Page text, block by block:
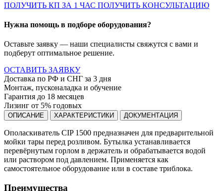
ПОЛУЧИТЬ КП ЗА 1 ЧАС ПОЛУЧИТЬ КОНСУЛЬТАЦИЮ
Нужна помощь в подборе оборудования?
Оставьте заявку — наши специалисты свяжутся с вами и
подберут оптимальное решение.
ОСТАВИТЬ ЗАЯВКУ
Доставка по РФ и СНГ за 3 дня
Монтаж, пусконаладка и обучение
Гарантия до 18 месяцев
Лизинг от 5% годовых
ОПИСАНИЕ ХАРАКТЕРИСТИКИ ДОКУМЕНТАЦИЯ
Ополаскиватель CIP 1500 предназначен для предварительной
мойки тары перед розливом. Бутылка устанавливается
перевёрнутым горлом в держатель и обрабатывается водой
или раствором под давлением. Применяется как
самостоятельное оборудование или в составе триблока.
Преимущества